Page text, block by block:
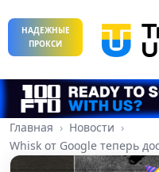
НАДЕЖНЫЕ
ПРОКСИ
Главная
Новости
Whisk от Google теперь